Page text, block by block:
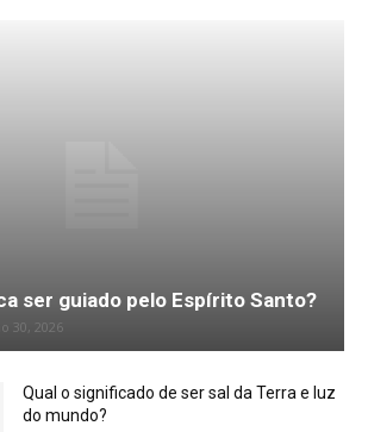
ser guiado pelo Espírito Santo?
30, 2026
Qual o significado de ser sal da Terra e luz
do mundo?